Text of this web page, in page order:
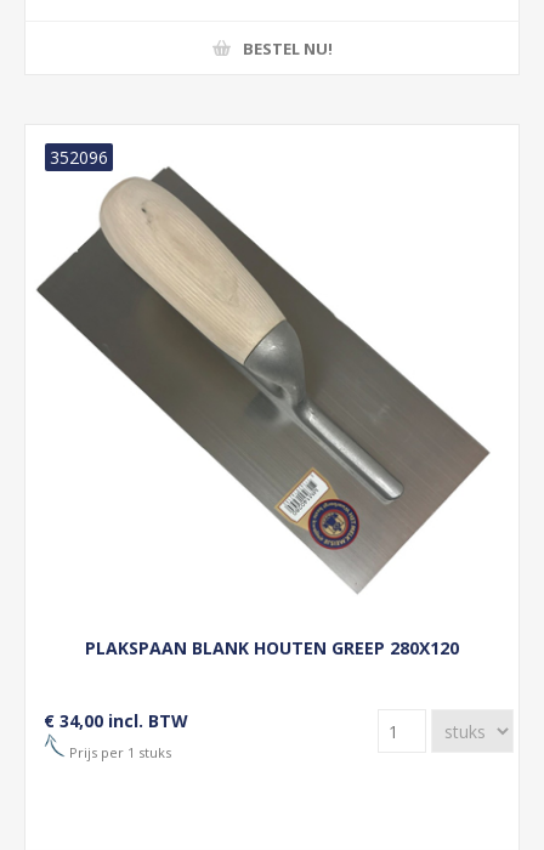
BESTEL NU!
PLAKSPAAN BLANK HOUTEN GREEP 280X120
352096
€ 34,00 incl. BTW
Prijs per 1 stuks